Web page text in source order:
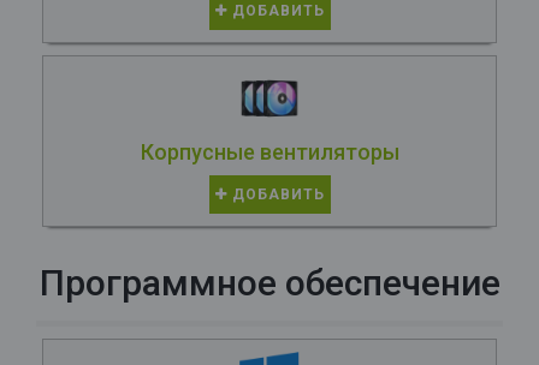
ДОБАВИТЬ
Корпусные вентиляторы
ДОБАВИТЬ
Программное обеспечение